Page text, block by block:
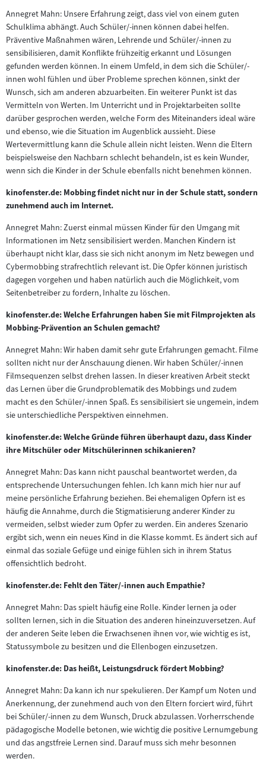
Annegret Mahn: Unsere Erfahrung zeigt, dass viel von einem guten
Schulklima abhängt. Auch Schüler/-innen können dabei helfen.
Präventive Maßnahmen wären, Lehrende und Schüler/-innen zu
sensibilisieren, damit Konflikte frühzeitig erkannt und Lösungen
gefunden werden können. In einem Umfeld, in dem sich die Schüler/-
innen wohl fühlen und über Probleme sprechen können, sinkt der
Wunsch, sich am anderen abzuarbeiten. Ein weiterer Punkt ist das
Vermitteln von Werten. Im Unterricht und in Projektarbeiten sollte
darüber gesprochen werden, welche Form des Miteinanders ideal wäre
und ebenso, wie die Situation im Augenblick aussieht. Diese
Wertevermittlung kann die Schule allein nicht leisten. Wenn die Eltern
beispielsweise den Nachbarn schlecht behandeln, ist es kein Wunder,
wenn sich die Kinder in der Schule ebenfalls nicht benehmen können.
kinofenster.de: Mobbing findet nicht nur in der Schule statt, sondern
zunehmend auch im Internet.
Annegret Mahn: Zuerst einmal müssen Kinder für den Umgang mit
Informationen im Netz sensibilisiert werden. Manchen Kindern ist
überhaupt nicht klar, dass sie sich nicht anonym im Netz bewegen und
Cybermobbing strafrechtlich relevant ist. Die Opfer können juristisch
dagegen vorgehen und haben natürlich auch die Möglichkeit, vom
Seitenbetreiber zu fordern, Inhalte zu löschen.
kinofenster.de: Welche Erfahrungen haben Sie mit Filmprojekten als
Mobbing-Prävention an Schulen gemacht?
Annegret Mahn: Wir haben damit sehr gute Erfahrungen gemacht. Filme
sollten nicht nur der Anschauung dienen. Wir haben Schüler/-innen
Filmsequenzen selbst drehen lassen. In dieser kreativen Arbeit steckt
das Lernen über die Grundproblematik des Mobbings und zudem
macht es den Schüler/-innen Spaß. Es sensibilisiert sie ungemein, indem
sie unterschiedliche Perspektiven einnehmen.
kinofenster.de: Welche Gründe führen überhaupt dazu, dass Kinder
ihre Mitschüler oder Mitschülerinnen schikanieren?
Annegret Mahn: Das kann nicht pauschal beantwortet werden, da
entsprechende Untersuchungen fehlen. Ich kann mich hier nur auf
meine persönliche Erfahrung beziehen. Bei ehemaligen Opfern ist es
häufig die Annahme, durch die Stigmatisierung anderer Kinder zu
vermeiden, selbst wieder zum Opfer zu werden. Ein anderes Szenario
ergibt sich, wenn ein neues Kind in die Klasse kommt. Es ändert sich auf
einmal das soziale Gefüge und einige fühlen sich in ihrem Status
offensichtlich bedroht.
kinofenster.de: Fehlt den Täter/-innen auch Empathie?
Annegret Mahn: Das spielt häufig eine Rolle. Kinder lernen ja oder
sollten lernen, sich in die Situation des anderen hineinzuversetzen. Auf
der anderen Seite leben die Erwachsenen ihnen vor, wie wichtig es ist,
Statussymbole zu besitzen und die Ellenbogen einzusetzen.
kinofenster.de: Das heißt, Leistungsdruck fördert Mobbing?
Annegret Mahn: Da kann ich nur spekulieren. Der Kampf um Noten und
Anerkennung, der zunehmend auch von den Eltern forciert wird, führt
bei Schüler/-innen zu dem Wunsch, Druck abzulassen. Vorherrschende
pädagogische Modelle betonen, wie wichtig die positive Lernumgebung
und das angstfreie Lernen sind. Darauf muss sich mehr besonnen
werden.